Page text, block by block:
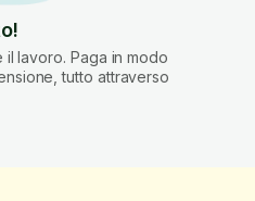
lavoro. Paga in modo
tutto attraverso